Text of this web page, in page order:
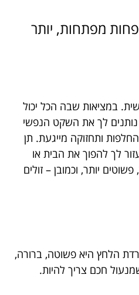
מפתחות, יותר
במציאות שבה הכל יכול
לך את השקט הנפשי
ותחזוקה מייגעת. תן
לך להפוך את הבית או
יותר, וכמובן – זולים
הלחץ היא פשוטה, ברורה,
חכם צריך להיות.